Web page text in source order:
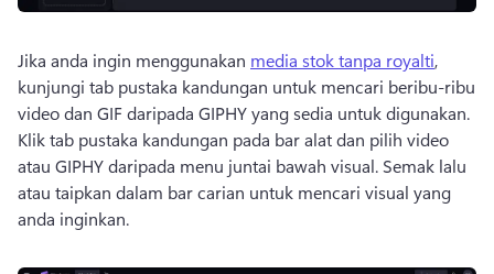
Jika anda ingin menggunakan media stok tanpa royalti,
kunjungi tab pustaka kandungan untuk mencari beribu-ribu
Klik tab pustaka kandungan pada bar alat dan pilih video
atau GIPHY daripada menu juntai bawah visual. Semak lalu
atau taipkan dalam bar carian untuk mencari visual yang
anda inginkan.